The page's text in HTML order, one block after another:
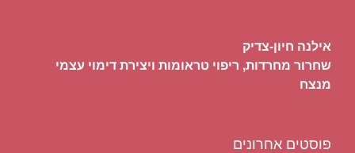
אילנה חיון-צדיק
שחרור מחרדות, ריפוי טראומות ויצירת דימוי עצמי
מנצח
פוסטים אחרונים